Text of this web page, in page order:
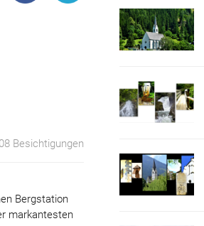
Besichtigungen
Bergstation
markantesten